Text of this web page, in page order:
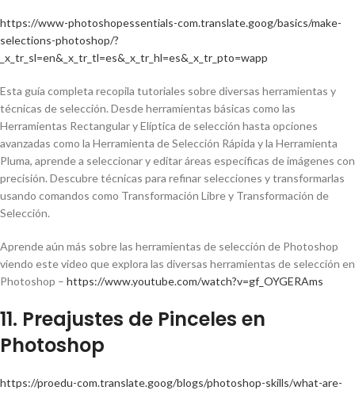
https://www-photoshopessentials-com.translate.goog/basics/make-
selections-photoshop/?
_x_tr_sl=en&_x_tr_tl=es&_x_tr_hl=es&_x_tr_pto=wapp
Esta guía completa recopila tutoriales sobre diversas herramientas y
técnicas de selección. Desde herramientas básicas como las
Herramientas Rectangular y Elíptica de selección hasta opciones
avanzadas como la Herramienta de Selección Rápida y la Herramienta
Pluma, aprende a seleccionar y editar áreas específicas de imágenes con
precisión. Descubre técnicas para refinar selecciones y transformarlas
usando comandos como Transformación Libre y Transformación de
Selección.
Aprende aún más sobre las herramientas de selección de Photoshop
viendo este video que explora las diversas herramientas de selección en
Photoshop – https://www.youtube.com/watch?v=gf_OYGERAms
11. Preajustes de Pinceles en
Photoshop
https://proedu-com.translate.goog/blogs/photoshop-skills/what-are-